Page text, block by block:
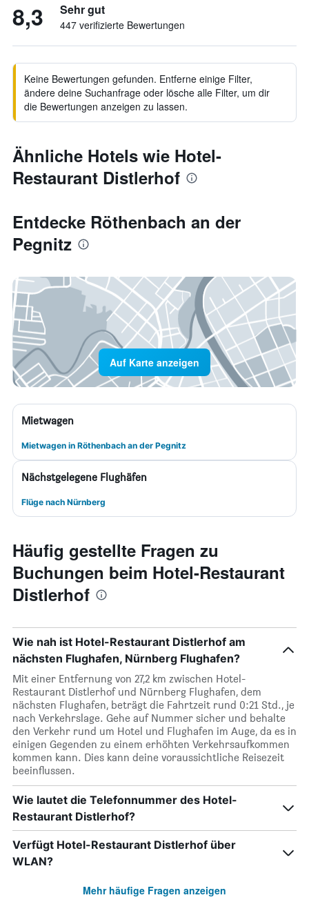
8,3 Sehr gut
447 verifizierte Bewertungen
Keine Bewertungen gefunden. Entferne einige Filter,
ändere deine Suchanfrage oder lösche alle Filter, um dir
die Bewertungen anzeigen zu lassen.
Ähnliche Hotels wie Hotel-
Restaurant Distlerhof
Entdecke Röthenbach an der
Pegnitz
Auf Karte anzeigen
Mietwagen
Mietwagen in Röthenbach an der Pegnitz
Nächstgelegene Flughäfen
Flüge nach Nürnberg
Häufig gestellte Fragen zu
Buchungen beim Hotel-Restaurant
Distlerhof
Wie nah ist Hotel-Restaurant Distlerhof am
nächsten Flughafen, Nürnberg Flughafen?
Mit einer Entfernung von 27,2 km zwischen Hotel-
Restaurant Distlerhof und Nürnberg Flughafen, dem
nächsten Flughafen, beträgt die Fahrtzeit rund 0:21 Std., je
nach Verkehrslage. Gehe auf Nummer sicher und behalte
den Verkehr rund um Hotel und Flughafen im Auge, da es in
einigen Gegenden zu einem erhöhten Verkehrsaufkommen
kommen kann. Dies kann deine voraussichtliche Reisezeit
beeinflussen.
Wie lautet die Telefonnummer des Hotel-
Restaurant Distlerhof?
Verfügt Hotel-Restaurant Distlerhof über
WLAN?
Mehr häufige Fragen anzeigen